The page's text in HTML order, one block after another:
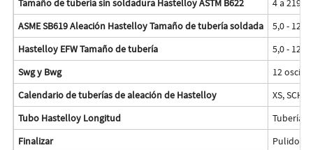
Tamaño de tubería sin soldadura Hastelloy ASTM B622
4 a 219
ASME SB619 Aleación Hastelloy Tamaño de tubería soldada
5,0 -
Hastelloy EFW Tamaño de tubería
5,0 -
Swg y Bwg
12
Calendario de tuberías de aleación de Hastelloy
XS,
Tubo Hastelloy Longitud
Tubería
Finalizar
Pulido,